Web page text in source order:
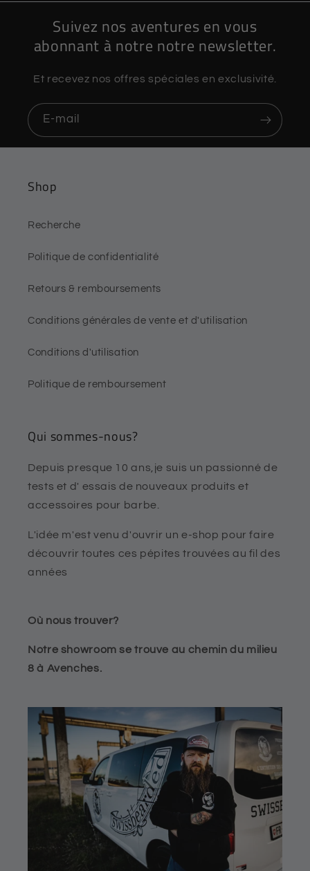
Suivez nos aventures en vous
abonnant à notre notre newsletter.
Et recevez nos offres spéciales en exclusivité.
E-mail
Shop
Recherche
Politique de confidentialité
Retours & remboursements
Conditions générales de vente et d'utilisation
Conditions d'utilisation
Politique de remboursement
Qui sommes-nous?
Depuis presque 10 ans,je suis un passionné de
tests et d' essais de nouveaux produits et
accessoires pour barbe.
L'idée m'est venu d'ouvrir un e-shop pour faire
découvrir toutes ces pépites trouvées au fil des
années
Où nous trouver?
Notre showroom se trouve au chemin du milieu
8 à Avenches.